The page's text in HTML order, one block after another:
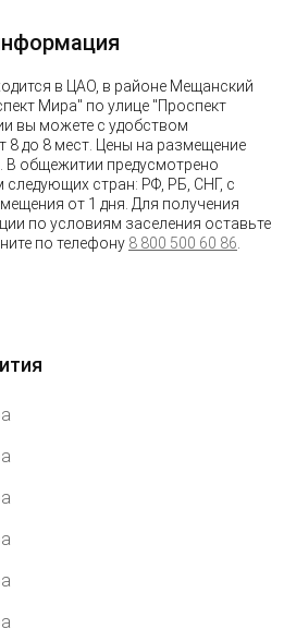
в ЦАО, в районе Мещанский
Мира" по улице "Проспект
вы можете с удобством
8 до 8 мест. Цены на размещение
В общежитии предусмотрено
следующих стран: РФ, РБ, СНГ, с
от 1 дня. Для получения
по условиям заселения оставьте
по телефону 8 800 500 60 86